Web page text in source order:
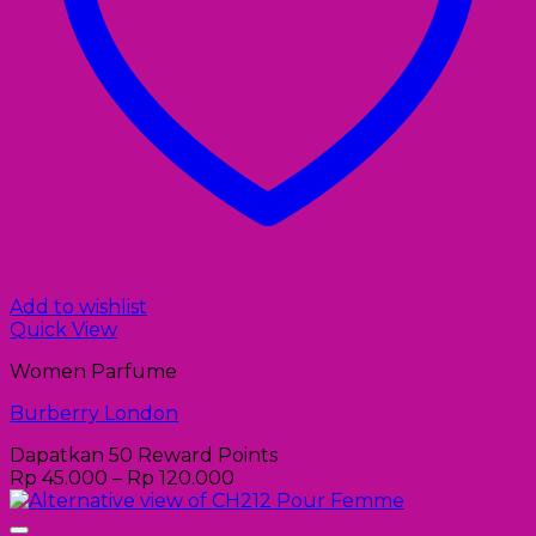
Add to wishlist
Quick View
Women Parfume
Burberry London
Dapatkan 50 Reward Points
Rp 45.000 – Rp 120.000